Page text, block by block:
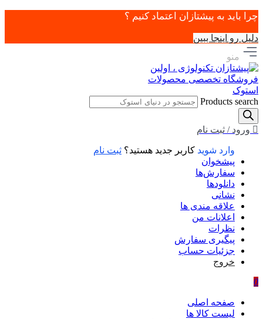
چرا باید به پیشتازان اعتماد کنیم ؟
دلیل رو اینجا ببین
منو
Products search
ورود / ثبت نام
وارد شوید کاربر جدید هستید؟ ثبت نام
پیشخوان
سفارش‌ها
دانلودها
نشانی
علاقه مندی ها
اعلانات من
نظرات
پیگیری سفارش
جزئیات حساب
خروج
0
صفحه اصلی
لیست کالا ها